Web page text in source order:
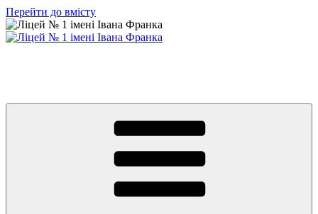
Перейти до вмісту